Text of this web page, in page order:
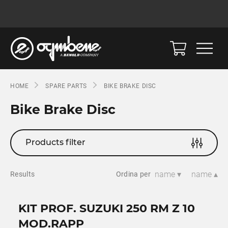
HOME SPARE PARTS BIKE BRAKE DISC
Bike Brake Disc
Products filter
Results Ordina per name ▾ name ▴
KIT PROF. SUZUKI 250 RM Z 10
MOD.RAPP